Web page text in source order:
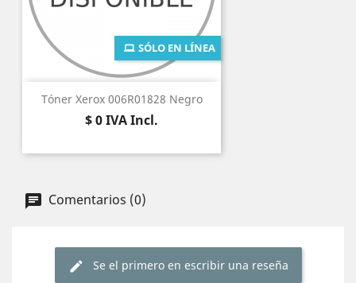
Tóner Xerox 006R01828 Negro
Precio
$ 0IVA Incl.
SÓLO EN LÍNEA
Comentarios (0)
Se el primero en escribir una reseña